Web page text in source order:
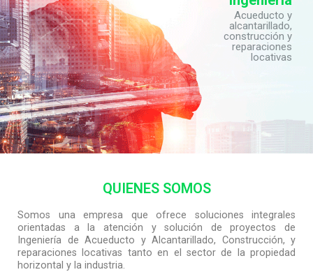
Acueducto y
alcantarillado,
construcción y
reparaciones
locativas
QUIENES SOMOS
Somos una empresa que ofrece soluciones integrales
orientadas a la atención y solución de proyectos de
Ingeniería de Acueducto y Alcantarillado, Construcción, y
reparaciones locativas tanto en el sector de la propiedad
horizontal y la industria.